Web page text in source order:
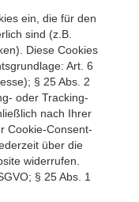
ein, die für den
sind (z.B.
Diese Cookies
Art. 6
§ 25 Abs. 2
oder Tracking-
nach Ihrer
Cookie-Consent-
über die
widerrufen.
§ 25 Abs. 1